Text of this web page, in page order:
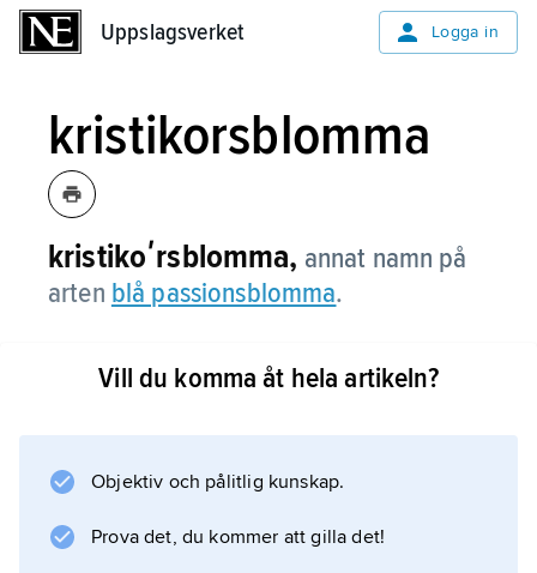
Uppslagsverket Logga in
kristikorsblomma
kristikoʹrsblomma, annat namn på
arten blå passionsblomma.
Vill du komma åt hela artikeln?
Objektiv och pålitlig kunskap.
Prova det, du kommer att gilla det!